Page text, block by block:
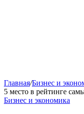
Главная/Бизнес и
5 место в рейтинге
Бизнес и экономика